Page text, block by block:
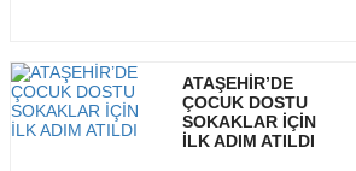
ATAŞEHİR’DE
ÇOCUK DOSTU
SOKAKLAR İÇİN
İLK ADIM ATILDI